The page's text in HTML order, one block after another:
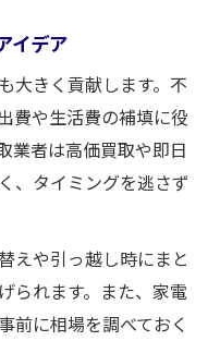
イデア
大きく貢献します。不
費や生活費の補填に役
業者は高価買取や即日
、タイミングを逃さず
えや引っ越し時にまと
られます。また、家電
前に相場を調べておく